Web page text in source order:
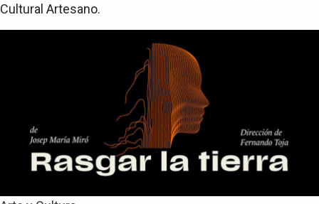
Cultural Artesano.